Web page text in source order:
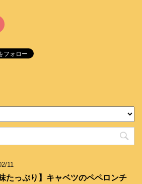
11
味たっぷり】キャベツのペペロンチ